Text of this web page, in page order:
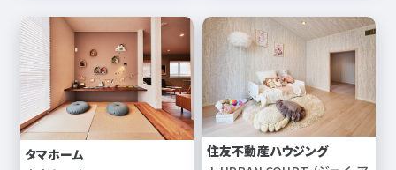
タマホーム
住友不動産ハウジング